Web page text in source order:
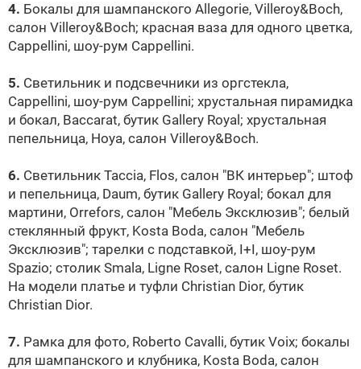
4. Бокалы для шампанского Allegorie, Villeroy&Boch,
салон Villeroy&Boch; красная ваза для одного цветка,
Cappellini, шоу-рум Cappellini.
5. Светильник и подсвечники из оргстекла,
Cappellini, шоу-рум Cappellini; хрустальная пирамидка
и бокал, Baccarat, бутик Gallery Royal; хрустальная
пепельница, Hoya, салон Villeroy&Boch.
6. Светильник Taccia, Flos, салон "ВК интерьер"; штоф
и пепельница, Daum, бутик Gallery Royal; бокал для
мартини, Orrefors, салон "Мебель Эксклюзив"; белый
стеклянный фрукт, Kosta Boda, салон "Мебель
Эксклюзив"; тарелки с подставкой, I+I, шоу-рум
Spazio; столик Smala, Ligne Roset, салон Ligne Roset.
На модели платье и туфли Christian Dior, бутик
Christian Dior.
7. Рамка для фото, Roberto Cavalli, бутик Voix; бокалы
для шампанского и клубника, Kosta Boda, салон